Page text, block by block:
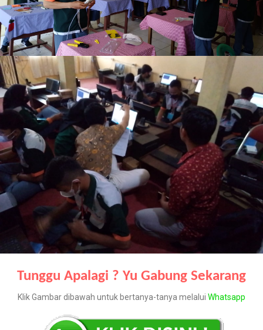
Tunggu Apalagi ? Yu Gabung Sekarang
Klik Gambar dibawah untuk bertanya-tanya melalui Whatsapp